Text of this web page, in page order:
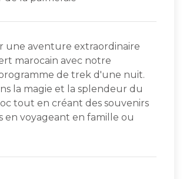
une aventure extraordinaire
marocain avec notre
de trek d'une nuit.
la magie et la splendeur du
tout en créant des souvenirs
en voyageant en famille ou